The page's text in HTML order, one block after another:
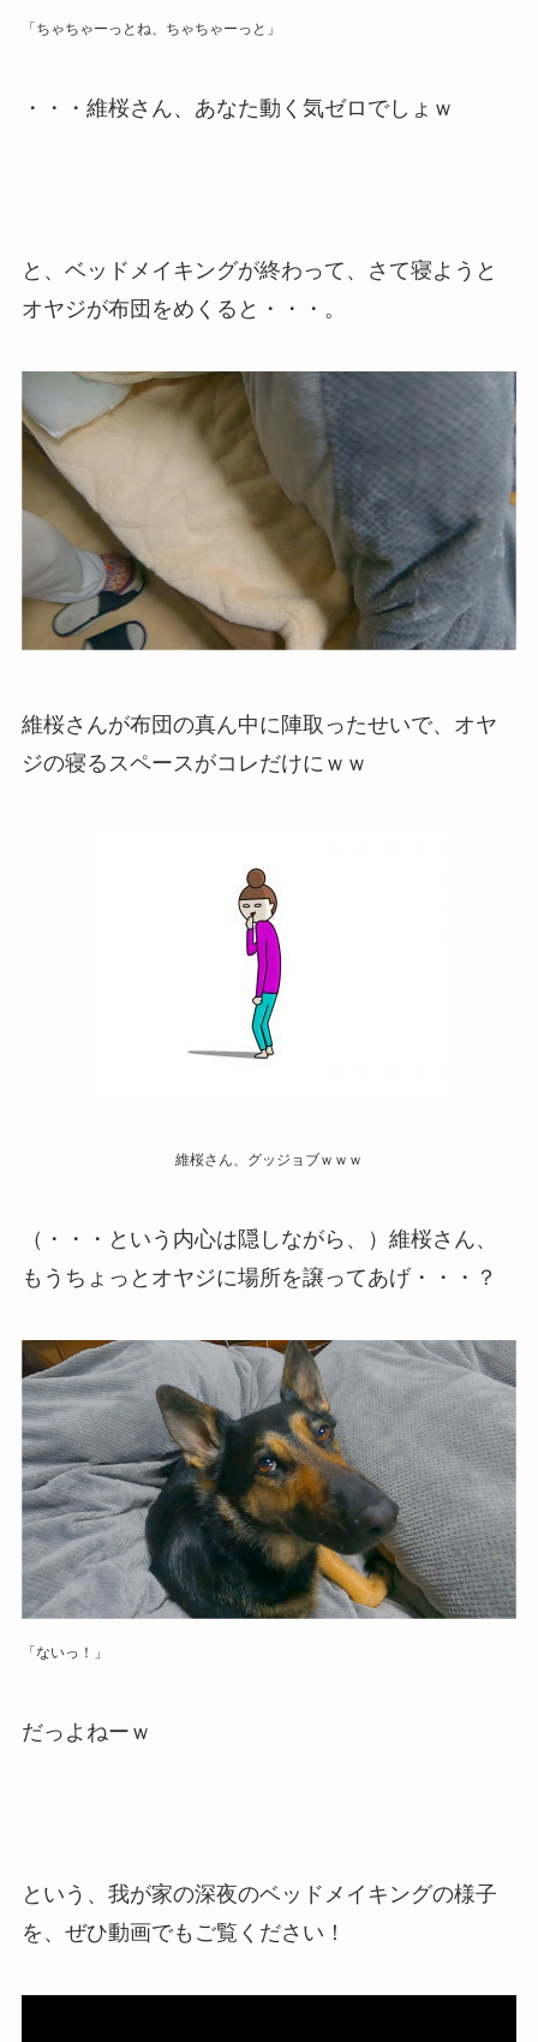
「ちゃちゃーっとね、ちゃちゃーっと」
・・・維桜さん、あなた動く気ゼロでしょｗ
と、ベッドメイキングが終わって、さて寝ようと
オヤジが布団をめくると・・・。
維桜さんが布団の真ん中に陣取ったせいで、オヤ
ジの寝るスペースがコレだけにｗｗ
維桜さん、グッジョブｗｗｗ
（・・・という内心は隠しながら、）維桜さん、
もうちょっとオヤジに場所を譲ってあげ・・・？
「ないっ！」
だっよねーｗ
という、我が家の深夜のベッドメイキングの様子
を、ぜひ動画でもご覧ください！